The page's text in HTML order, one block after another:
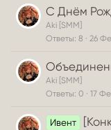
С Днём
Aki [SMM]
Ответы 8 26
Aki [SMM]
Ответы 0 17
Ивент